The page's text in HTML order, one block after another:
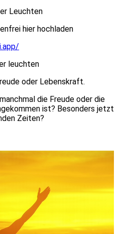
Leuchten
hier hochladen
leuchten
oder Lebenskraft.
die Freude oder die
ist? Besonders jetzt
Zeiten?